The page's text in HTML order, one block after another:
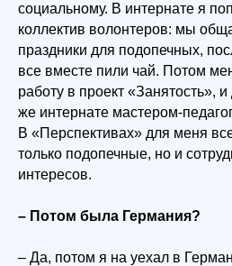
социальному. В интернате я
коллектив волонтеров: мы
праздники для подопечных,
все вместе пили чай. Потом
работу в проект «Занятость»,
же интернате мастером-
В «Перспективах» для меня
только подопечные, но и
интересов.
– Потом была Германия?
– Да, потом я на уехал в